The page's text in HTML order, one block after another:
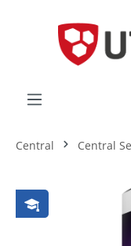
Central Central
Bildergalerie